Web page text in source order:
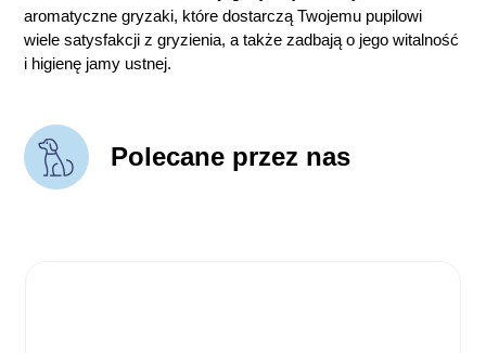
aromatyczne gryzaki, które dostarczą Twojemu pupilowi
wiele satysfakcji z gryzienia, a także zadbają o jego witalność
i higienę jamy ustnej.
Polecane przez nas